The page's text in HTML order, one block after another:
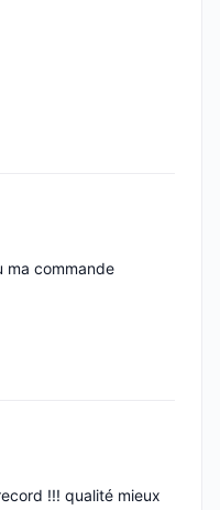
ma commande
!!! qualité mieux